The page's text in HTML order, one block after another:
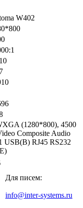
W402
(1280*800), 4500
Composite Audio
USB(B) RJ45 RS232
Для писем:
info@inter-systems.ru